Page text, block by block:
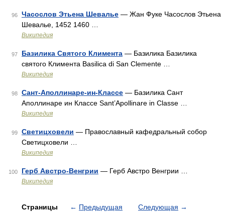
96 Часослов Этьена Шевалье — Жан Фуке Часослов Этьена
Шевалье, 1452 1460 …
Википедия
97 Базилика Святого Климента — Базилика Базилика
святого Климента Basilica di San Clemente …
Википедия
98 Сант-Аполлинаре-ин-Классе — Базилика Сант
Аполлинаре ин Классе Sant’Apollinare in Classe …
Википедия
99 Светицховели — Православный кафедральный собор
Светицховели …
Википедия
100 Герб Австро-Венгрии — Герб Австро Венгрии …
Википедия
Страницы ← Предыдущая Следующая →